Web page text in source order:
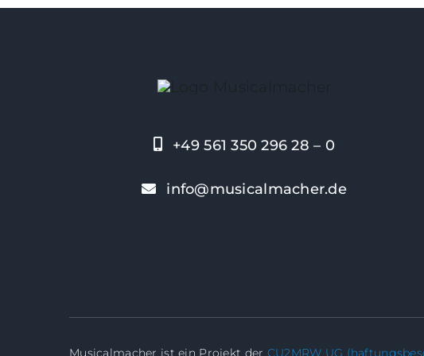
+49 561 350 296 28 – 0
info@musicalmacher.de
Musicalmacher ist ein Projekt der CU2MRW UG